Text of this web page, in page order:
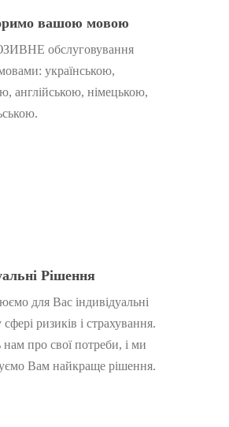
вашою мовою
обслуговування
українською,
англійською, німецькою,
Рішення
для Вас індивідуальні
ризиків і страхування.
нам про свої потреби, і ми
Вам найкраще рішення.